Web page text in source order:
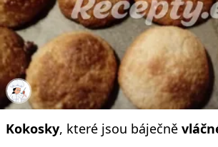
Kokosky, které jsou báječně